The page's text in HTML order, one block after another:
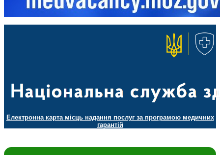
Електронна карта місць надання послуг за програмою медичних
гарантій